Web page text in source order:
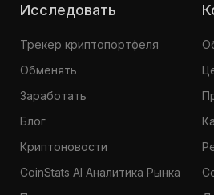
Исследовать
Трекер криптопортфеля
Обменять
Заработать
Блог
Криптоновости
CoinStats AI Аналитика Рынка